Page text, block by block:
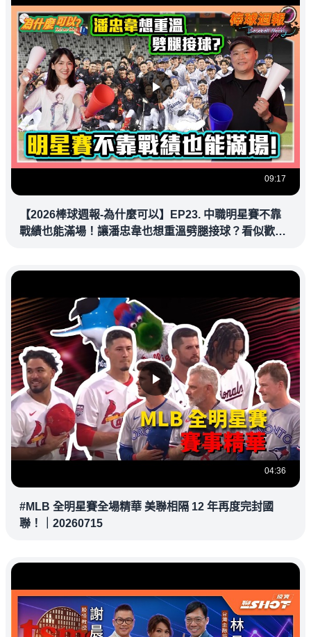
09:17
【2026棒球週報-為什麼可以】EP23. 中職明星賽不靠
戰績也能滿場！讓潘忠韋也想重溫劈腿接球？看似歡樂
04:36
#MLB 全明星賽全場精華 美聯相隔 12 年再度完封國
聯！｜20260715